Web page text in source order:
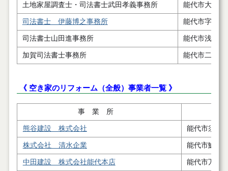
土地家屋調査士・司法書士武田孝義事務所 能代市大町１
司法書士 伊藤博之事務所 能代市字寿域
司法書士山田進事務所 能代市浅内字
加賀司法書士事務所 能代市二ツ井
《 空き家のリフォーム（全般）事業者一覧 》
事 業 所
熊谷建設 株式会社 能代市須田
株式会社 清水企業 能代市鰄渕
中田建設 株式会社能代本店 能代市万町